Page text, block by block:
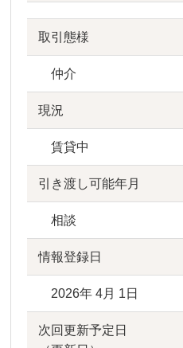
取引態様
仲介
現況
賃貸中
引き渡し可能年月
相談
情報登録日
2026年 4月 1日
次回更新予定日